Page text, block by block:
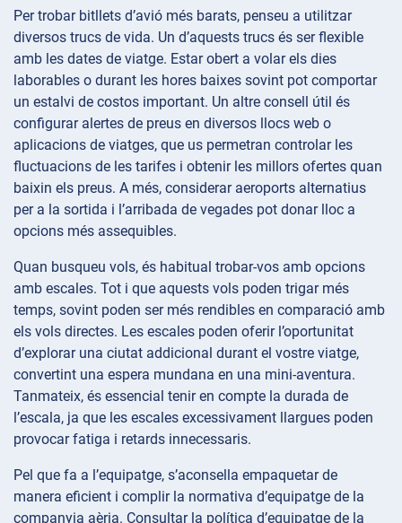
Per trobar bitllets d’avió més barats, penseu a utilitzar
diversos trucs de vida. Un d’aquests trucs és ser flexible
amb les dates de viatge. Estar obert a volar els dies
laborables o durant les hores baixes sovint pot comportar
un estalvi de costos important. Un altre consell útil és
configurar alertes de preus en diversos llocs web o
aplicacions de viatges, que us permetran controlar les
fluctuacions de les tarifes i obtenir les millors ofertes quan
baixin els preus. A més, considerar aeroports alternatius
per a la sortida i l’arribada de vegades pot donar lloc a
opcions més assequibles.
Quan busqueu vols, és habitual trobar-vos amb opcions
amb escales. Tot i que aquests vols poden trigar més
temps, sovint poden ser més rendibles en comparació amb
els vols directes. Les escales poden oferir l’oportunitat
d’explorar una ciutat addicional durant el vostre viatge,
convertint una espera mundana en una mini-aventura.
Tanmateix, és essencial tenir en compte la durada de
l’escala, ja que les escales excessivament llargues poden
provocar fatiga i retards innecessaris.
Pel que fa a l’equipatge, s’aconsella empaquetar de
manera eficient i complir la normativa d’equipatge de la
companyia aèria. Consultar la política d’equipatge de la